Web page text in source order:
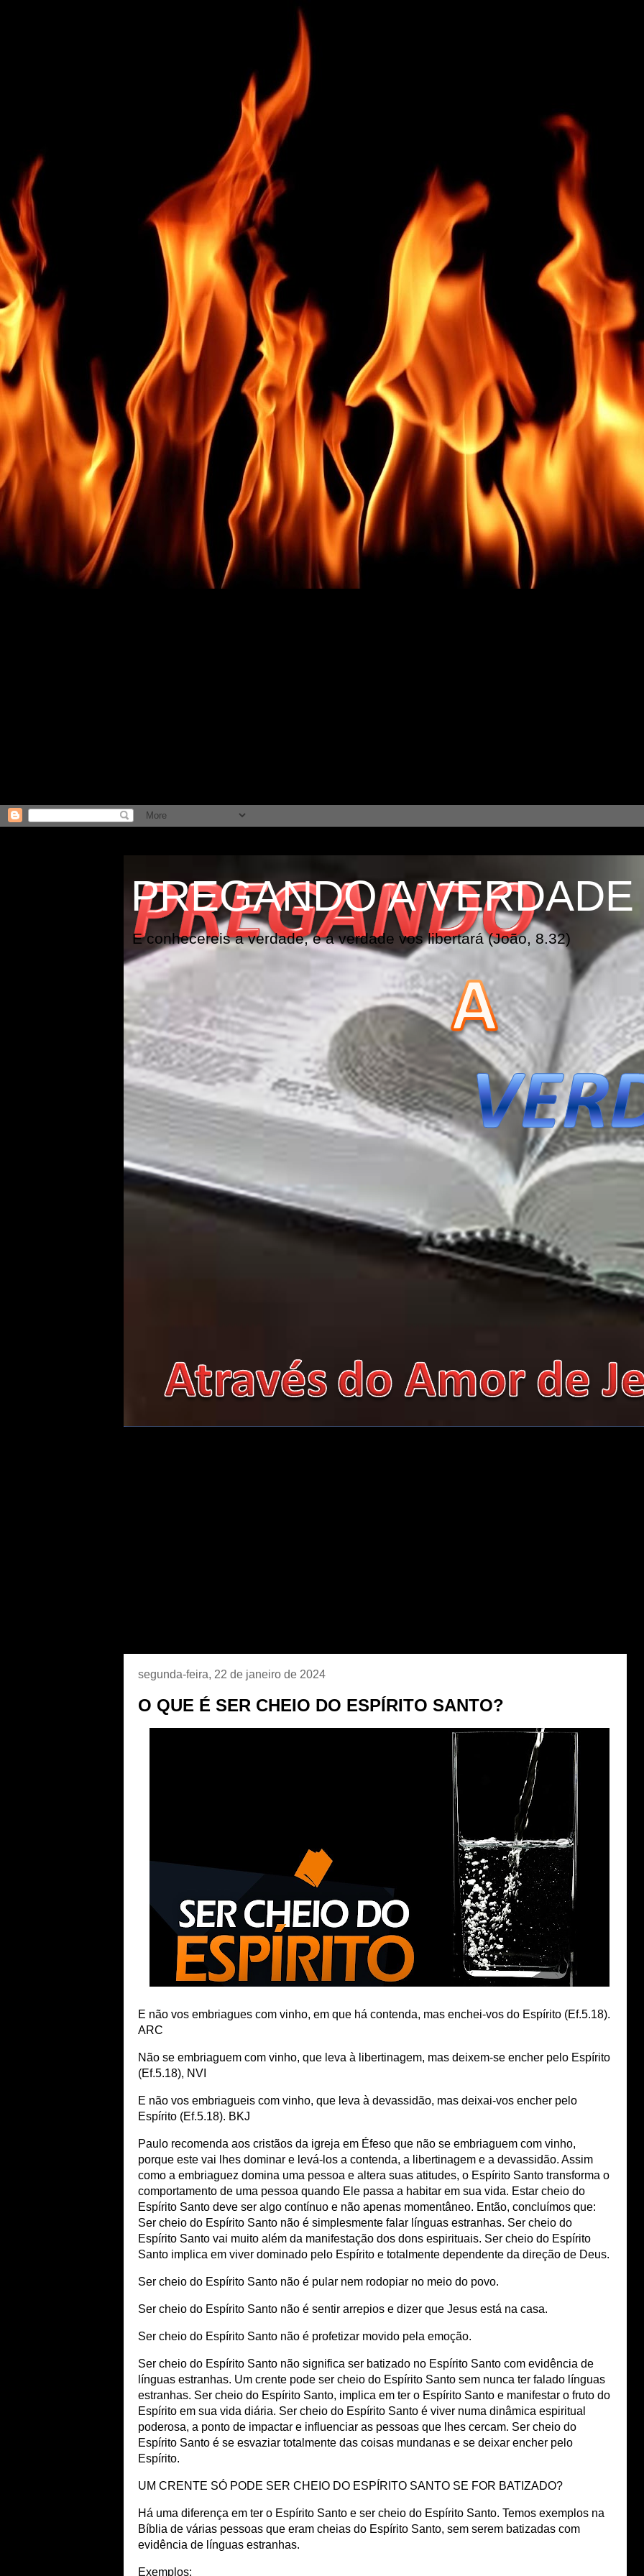
PREGANDO A VERDADE
E conhecereis a verdade, e a verdade vos libertará (João, 8.32)
segunda-feira, 22 de janeiro de 2024
O QUE É SER CHEIO DO ESPÍRITO SANTO?
E não vos embriagues com vinho, em que há contenda, mas enchei-vos do Espírito (Ef.5.18).
ARC
Não se embriaguem com vinho, que leva à libertinagem, mas deixem-se encher pelo Espírito
(Ef.5.18), NVI
E não vos embriagueis com vinho, que leva à devassidão, mas deixai-vos encher pelo
Espírito (Ef.5.18). BKJ
Paulo recomenda aos cristãos da igreja em Éfeso que não se embriaguem com vinho,
porque este vai lhes dominar e levá-los a contenda, a libertinagem e a devassidão. Assim
como a embriaguez domina uma pessoa e altera suas atitudes, o Espírito Santo transforma o
comportamento de uma pessoa quando Ele passa a habitar em sua vida. Estar cheio do
Espírito Santo deve ser algo contínuo e não apenas momentâneo. Então, concluímos que:
Ser cheio do Espírito Santo não é simplesmente falar línguas estranhas. Ser cheio do
Espírito Santo vai muito além da manifestação dos dons espirituais. Ser cheio do Espírito
Santo implica em viver dominado pelo Espírito e totalmente dependente da direção de Deus.
Ser cheio do Espírito Santo não é pular nem rodopiar no meio do povo.
Ser cheio do Espírito Santo não é sentir arrepios e dizer que Jesus está na casa.
Ser cheio do Espírito Santo não é profetizar movido pela emoção.
Ser cheio do Espírito Santo não significa ser batizado no Espírito Santo com evidência de
línguas estranhas. Um crente pode ser cheio do Espírito Santo sem nunca ter falado línguas
estranhas. Ser cheio do Espírito Santo, implica em ter o Espírito Santo e manifestar o fruto do
Espírito em sua vida diária. Ser cheio do Espírito Santo é viver numa dinâmica espiritual
poderosa, a ponto de impactar e influenciar as pessoas que lhes cercam. Ser cheio do
Espírito Santo é se esvaziar totalmente das coisas mundanas e se deixar encher pelo
Espírito.
UM CRENTE SÓ PODE SER CHEIO DO ESPÍRITO SANTO SE FOR BATIZADO?
Há uma diferença em ter o Espírito Santo e ser cheio do Espírito Santo. Temos exemplos na
Bíblia de várias pessoas que eram cheias do Espírito Santo, sem serem batizadas com
evidência de línguas estranhas.
Exemplos: